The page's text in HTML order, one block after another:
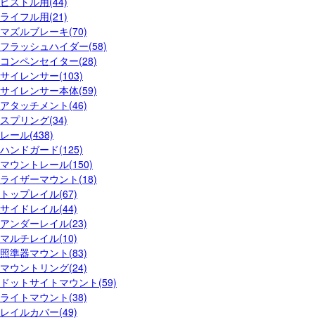
ライフル用(21)
マズルブレーキ(70)
フラッシュハイダー(58)
コンペンセイター(28)
サイレンサー(103)
サイレンサー本体(59)
アタッチメント(46)
スプリング(34)
レール(438)
ハンドガード(125)
マウントレール(150)
ライザーマウント(18)
トップレイル(67)
サイドレイル(44)
アンダーレイル(23)
マルチレイル(10)
照準器マウント(83)
マウントリング(24)
ドットサイトマウント(59)
ライトマウント(38)
レイルカバー(49)